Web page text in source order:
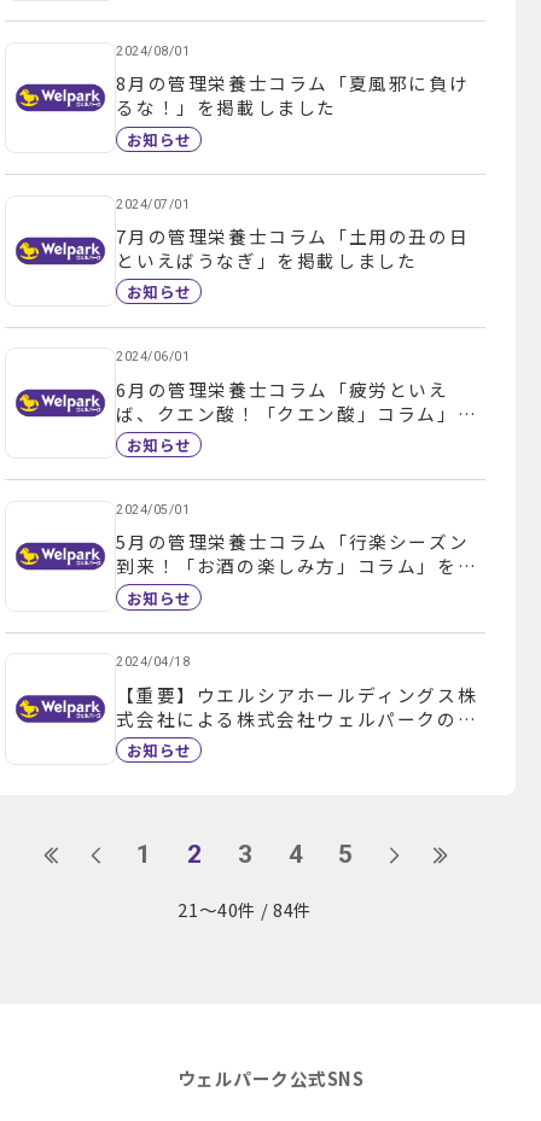
2024/08/01
8月の管理栄養士コラム「夏風邪に負け
るな！」を掲載しました
お知らせ
2024/07/01
7月の管理栄養士コラム「土用の丑の日
といえばうなぎ」を掲載しました
お知らせ
2024/06/01
6月の管理栄養士コラム「疲労といえ
ば、クエン酸！「クエン酸」コラム」を
掲載しました
お知らせ
2024/05/01
5月の管理栄養士コラム「行楽シーズン
到来！「お酒の楽しみ方」コラム」を掲
載しました
お知らせ
2024/04/18
【重要】ウエルシアホールディングス株
式会社による株式会社ウェルパークの完
全子会社化のお知らせ
お知らせ
1 2 3 4 5
21～40件 / 84件
ウェルパーク公式SNS